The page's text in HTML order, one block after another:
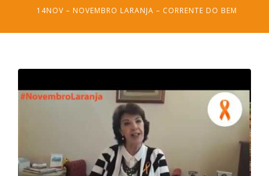
INCENTIVO AOS PROFISSIONAIS
PT
14NOV – NOVEMBRO LARANJA – CORRENTE DO BEM